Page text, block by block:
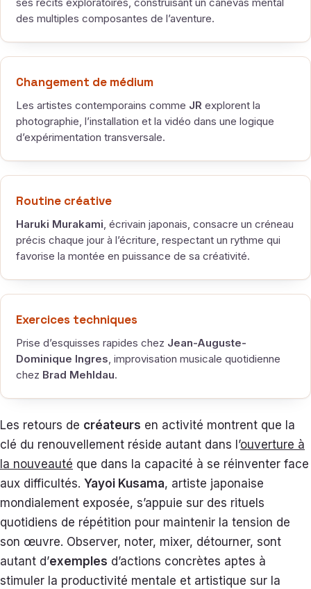
des multiples composantes de l’aventure.
Changement de médium
Les artistes contemporains comme JR explorent la
photographie, l’installation et la vidéo dans une logique
d’expérimentation transversale.
Routine créative
Haruki Murakami , écrivain japonais, consacre un créneau
précis chaque jour à l’écriture, respectant un rythme qui
favorise la montée en puissance de sa créativité.
Exercices techniques
Prise d’esquisses rapides chez Jean-Auguste-
Dominique Ingres , improvisation musicale quotidienne
chez Brad Mehldau.
Les retours de créateurs en activité montrent que la
clé du renouvellement réside autant dans l’ouverture à
la nouveauté que dans la capacité à se réinventer face
aux difficultés. Yayoi Kusama, artiste japonaise
mondialement exposée, s’appuie sur des rituels
quotidiens de répétition pour maintenir la tension de
son œuvre. Observer, noter, mixer, détourner, sont
autant d’exemples d’actions concrètes aptes à
stimuler la productivité mentale et artistique sur la